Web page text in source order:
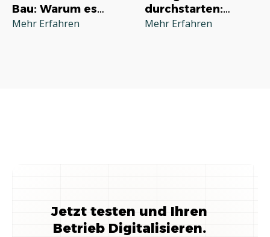
Bau: Warum es
jeden Betrieb
Mehr Erfahren
durchstarten:
Deine
Mehr Erfahren
Jetzt testen und Ihren
Betrieb Digitalisieren.